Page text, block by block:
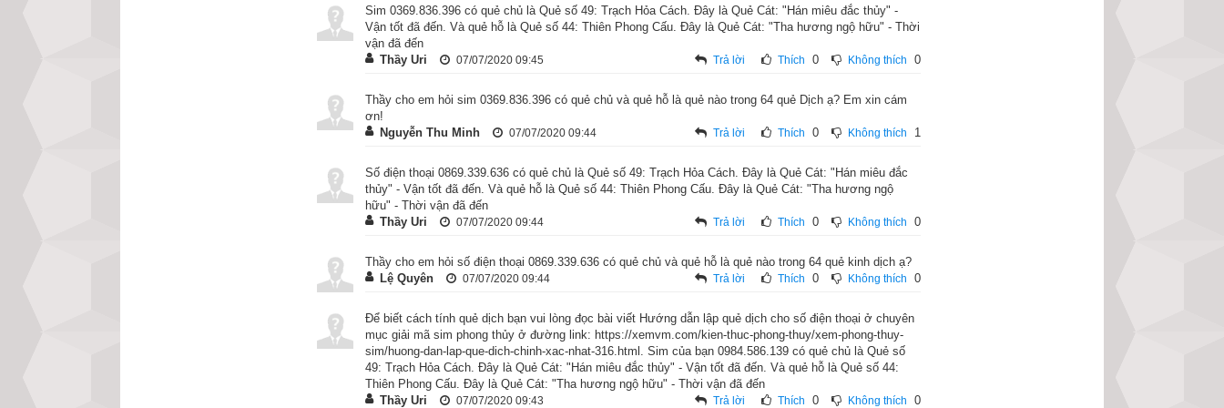
giả tìm hiểu sâu hơn ở bài viết “Luận giải về tượng nhóm quẻ Khảm và ý nghĩa trong dự đoán bói dịch
2. Quẻ Trạch Hỏa Cách tốt hay xấu?
Sim 0369.836.396 có quẻ chủ là Quẻ số 49: Trạch Hỏa Cách. Đây là Quẻ Cát: "Hán miêu đắc thủy" -
Vận tốt đã đến. Và quẻ hỗ là Quẻ số 44: Thiên Phong Cấu. Đây là Quẻ Cát: "Tha hương ngộ hữu" - Thời
vận đã đến
Thầy Uri
Trả lời Thích 0 Không thích 0
07/07/2020 09:45
Thầy cho em hỏi sim 0369.836.396 có quẻ chủ và quẻ hỗ là quẻ nào trong 64 quẻ Dịch ạ? Em xin cám
ơn!
Nguyễn Thu Minh
Trả lời Thích 0 Không thích 1
07/07/2020 09:44
Số điện thoại 0869.339.636 có quẻ chủ là Quẻ số 49: Trạch Hỏa Cách. Đây là Quẻ Cát: "Hán miêu đắc
thủy" - Vận tốt đã đến. Và quẻ hỗ là Quẻ số 44: Thiên Phong Cấu. Đây là Quẻ Cát: "Tha hương ngộ
hữu" - Thời vận đã đến
Thầy Uri
Trả lời Thích 0 Không thích 0
07/07/2020 09:44
Thầy cho em hỏi số điện thoại 0869.339.636 có quẻ chủ và quẻ hỗ là quẻ nào trong 64 quẻ kinh dịch ạ?
Lệ Quyên
Trả lời Thích 0 Không thích 0
07/07/2020 09:44
Để biết cách tính quẻ dịch bạn vui lòng đọc bài viết Hướng dẫn lập quẻ dịch cho số điện thoại ở chuyên
mục giải mã sim phong thủy ở đường link: https://xemvm.com/kien-thuc-phong-thuy/xem-phong-thuy-
sim/huong-dan-lap-que-dich-chinh-xac-nhat-316.html. Sim của bạn 0984.586.139 có quẻ chủ là Quẻ số
49: Trạch Hỏa Cách. Đây là Quẻ Cát: "Hán miêu đắc thủy" - Vận tốt đã đến. Và quẻ hỗ là Quẻ số 44:
Thiên Phong Cấu. Đây là Quẻ Cát: "Tha hương ngộ hữu" - Thời vận đã đến
Thầy Uri
Trả lời Thích 0 Không thích 0
07/07/2020 09:43